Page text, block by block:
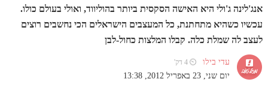
אנג'לינה ג'ולי היא האישה הסקסית ביותר בהוליווד, ואולי בעולם כולו.
עכשיו כשהיא מתחתנת, כל המעצבים הישראלים הכי נחשבים רוצים
לעצב לה שמלת כלה. קבלו המלצות כחול-לבן
עדי בילו ⏲ 4 דק'
יום שני, 23 באפריל 2012, 13:38